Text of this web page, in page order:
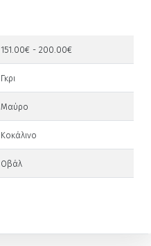
151.00€ - 200.00€
Γκρι
Μαύρο
Κοκάλινο
Οβάλ